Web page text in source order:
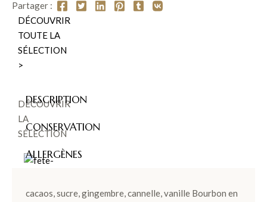
DÉCOUVRIR
TOUTE LA
SÉLECTION
>
DÉCOUVRIR
LA
SÉLECTION
Partager :
DESCRIPTION
CONSERVATION
ALLERGÈNES
cacaos, sucre, gingembre, cannelle, vanille Bourbon en